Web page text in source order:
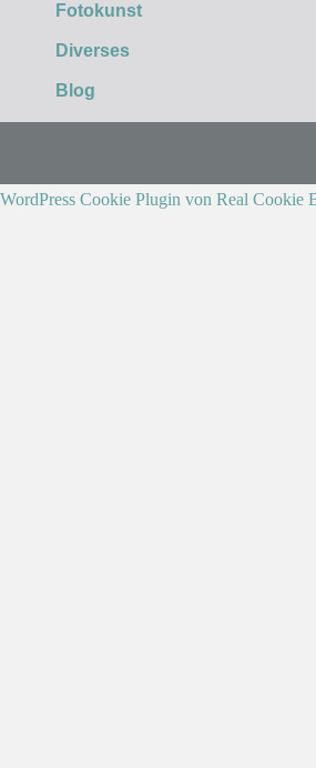
Fotokunst
Diverses
Blog
WordPress Cookie Plugin von Real Cookie